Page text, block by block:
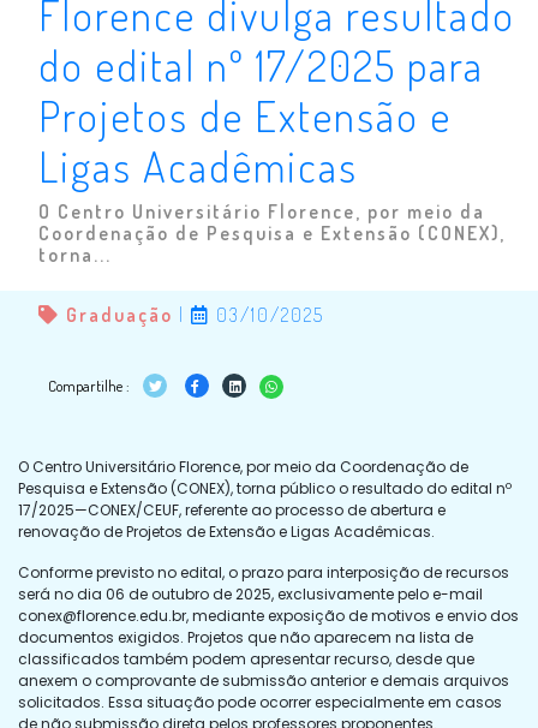
Florence divulga resultado
do edital nº 17/2025 para
Projetos de Extensão e
Ligas Acadêmicas
O Centro Universitário Florence, por meio da
Coordenação de Pesquisa e Extensão (CONEX),
torna...
Graduação | 03/10/2025
Compartilhe :
O Centro Universitário Florence, por meio da Coordenação de
Pesquisa e Extensão (CONEX), torna público o resultado do edital nº
17/2025—CONEX/CEUF, referente ao processo de abertura e
renovação de Projetos de Extensão e Ligas Acadêmicas.
Conforme previsto no edital, o prazo para interposição de recursos
será no dia 06 de outubro de 2025, exclusivamente pelo e-mail
conex@florence.edu.br, mediante exposição de motivos e envio dos
documentos exigidos. Projetos que não aparecem na lista de
classificados também podem apresentar recurso, desde que
anexem o comprovante de submissão anterior e demais arquivos
solicitados. Essa situação pode ocorrer especialmente em casos
de não submissão direta pelos professores proponentes.